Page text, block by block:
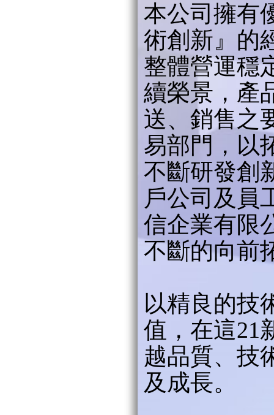
本公司擁有
術創新』的
整體營運穩
續榮景，產
送、銷售之
易部門，以
不斷研發創
戶公司及員
信企業有限
不斷的向前
以精良的技
值，在這21
越品質、技
及成長。